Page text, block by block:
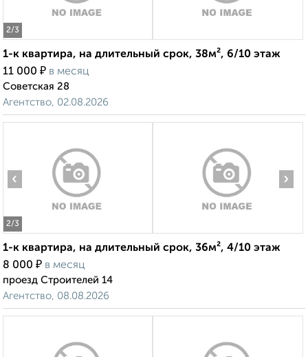
2/3
1-к квартира, на длительный срок, 38м², 6/10 этаж
11 000 ₽ в месяц
Советская 28
Агентство, 02.08.2026
2/3
‹ ›
1-к квартира, на длительный срок, 36м², 4/10 этаж
8 000 ₽ в месяц
проезд Строителей 14
Агентство, 08.08.2026